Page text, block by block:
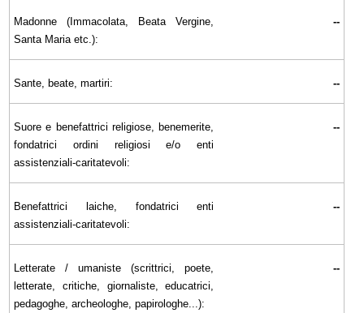
Madonne (Immacolata, Beata Vergine,
Santa Maria etc.):
--
Sante, beate, martiri: --
Suore e benefattrici religiose, benemerite,
fondatrici ordini religiosi e/o enti
assistenziali-caritatevoli:
--
Benefattrici laiche, fondatrici enti
assistenziali-caritatevoli:
--
Letterate / umaniste (scrittrici, poete,
letterate, critiche, giornaliste, educatrici,
pedagoghe, archeologhe, papirologhe...):
--